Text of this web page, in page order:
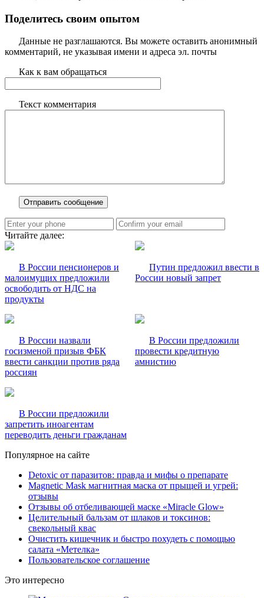
Поделитесь своим опытом
Данные не разглашаются. Вы можете оставить анонимный
комментарий, не указывая имени и адреса эл. почты
Как к вам обращаться
Текст комментария
Читайте далее:
В России пенсионеров и
малоимущих предложили
освободить от НДС на
продукты
Путин предложил ввести в
России новый запрет
В России назвали
госизменой призыв ФБК
ввести санкции против ряда
россиян
В России предложили
провести кредитную
амнистию
В России предложили
запретить иноагентам
переводить деньги гражданам
Популярное на сайте
Detoxic от паразитов: правда и мифы о препарате
Magnetic Mask магнитная маска от прыщей и угрей:
отзывы
Отзывы об отбеливающей маске «Miracle Glow»
Целительный бальзам от шлаков и токсинов:
свекольный квас
Очистить кишечник и быстро похудеть с помощью
салата «Метелка»
Пользовательское соглашение
Это интересно